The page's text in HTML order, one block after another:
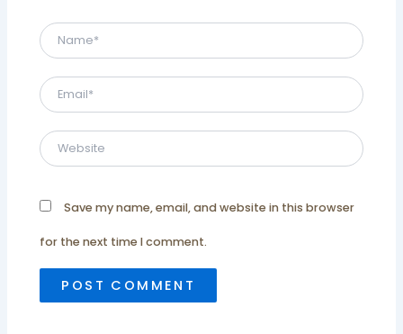
Name*
Email*
Website
Save my name, email, and website in this browser
for the next time I comment.